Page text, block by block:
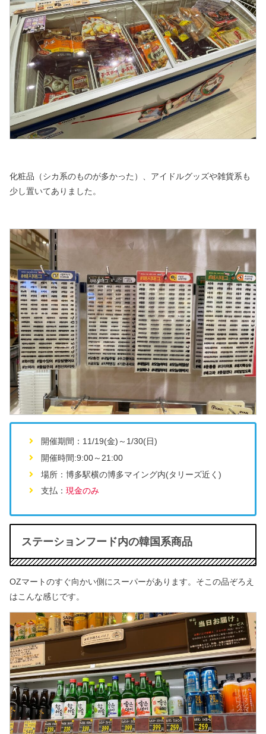
化粧品（シカ系のものが多かった）、アイドルグッズや雑貨系も
少し置いてありました。
開催期間：11/19(金)～1/30(日)
開催時間:9:00～21:00
場所：博多駅横の博多マイング内(タリーズ近く)
支払： 現金のみ
ステーションフード内の韓国系商品
OZマートのすぐ向かい側にスーパーがあります。そこの品ぞろえ
はこんな感じです。